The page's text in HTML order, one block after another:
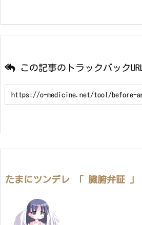
この記事のトラックバックURL
たまにツンデレ 「 臓腑弁証 」